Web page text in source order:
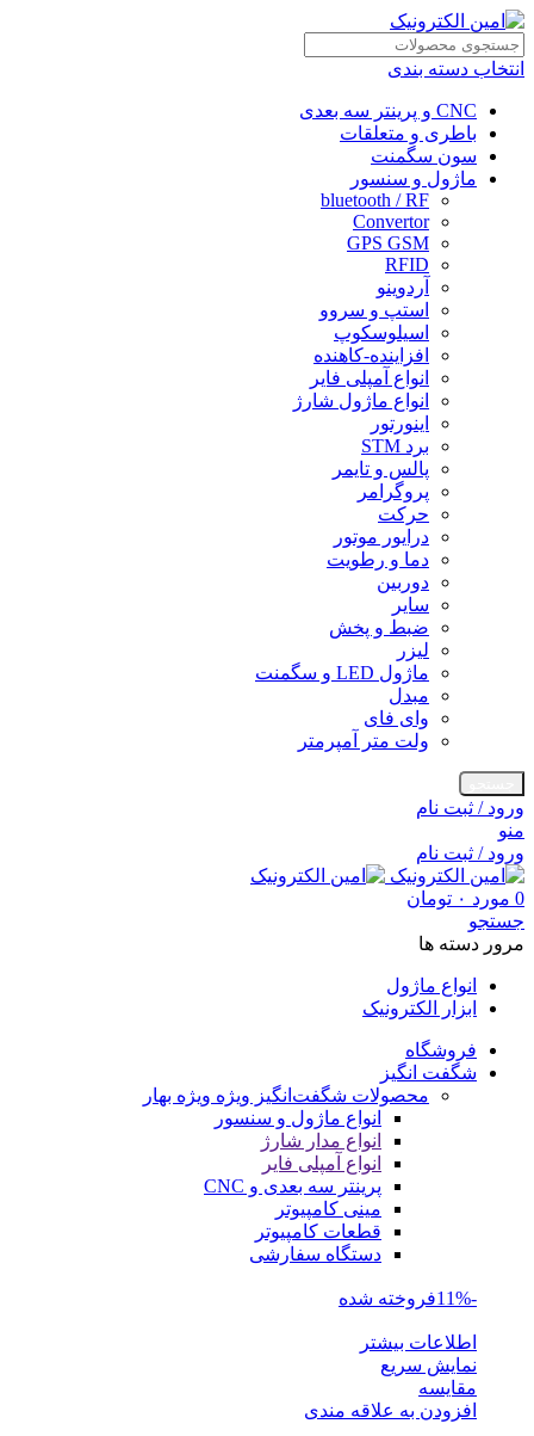
انتخاب دسته بندی
CNC و پرینتر سه بعدی
باطری و متعلقات
سون سگمنت
ماژول و سنسور
bluetooth / RF
Convertor
GPS GSM
RFID
آردوینو
استپ و سروو
اسیلوسکوپ
افزاینده-کاهنده
انواع آمپلی فایر
انواع ماژول شارژ
اینورتور
برد STM
پالس و تایمر
پروگرامر
حرکت
درایور موتور
دما و رطویت
دوربین
سایر
ضبط و پخش
لیزر
ماژول LED و سگمنت
مبدل
وای فای
ولت متر آمپرمتر
ورود / ثبت نام
منو
ورود / ثبت نام
0 مورد ۰ تومان
جستجو
مرور دسته ها
انواع ماژول
ابزار الکترونیک
فروشگاه
شگفت انگیز
محصولات شگفت‌انگیز ویژه ویژه بهار
انواع ماژول و سنسور
انواع مدار شارژ
انواع آمپلی فایر
پرینتر سه بعدی و CNC
مینی کامپیوتر
قطعات کامپیوتر
دستگاه سفارشی
-11% فروخته شده
اطلاعات بیشتر
نمایش سریع
مقايسه
افزودن به علاقه مندی